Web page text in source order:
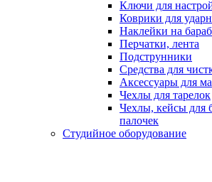
Ключи для
Коврики для
Наклейки на
Перчатки, лента
Подструнники
Средства для
Аксессуары для
Чехлы для тарелок
Чехлы, кейсы для
палочек
Студийное оборудование